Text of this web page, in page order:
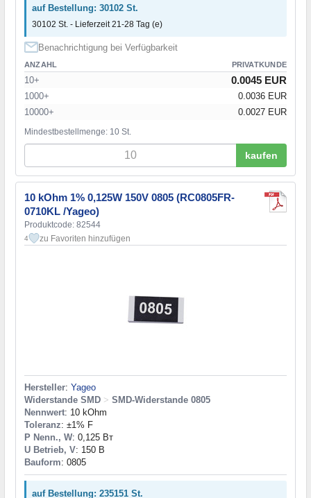
auf Bestellung: 30102 St.
30102 St. - Lieferzeit 21-28 Tag (e)
Benachrichtigung bei Verfügbarkeit
ANZAHL PRIVATKUNDE
10+ 0.0045 EUR
1000+
0.0036 EUR
10000+
0.0027 EUR
Mindestbestellmenge: 10 St.
kaufen
10 kOhm 1% 0,125W 150V 0805 (RC0805FR-
0710KL /Yageo)
Produktcode: 82544
4 zu Favoriten hinzufügen
Hersteller: Yageo
Widerstande SMD > SMD-Widerstande 0805
Nennwert: 10 kOhm
Toleranz: ±1% F
P Nenn., W: 0,125 Вт
U Betrieb, V: 150 В
Bauform: 0805
auf Bestellung: 235151 St.